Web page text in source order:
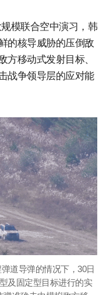
模联合空中演习，韩
的核导威胁的压倒敌
方移动式发射目标、
战争领导层的应对能
道导弹的情况下，30日
及固定型目标进行的实